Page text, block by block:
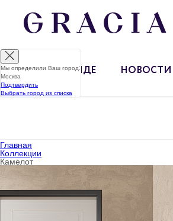
О БРЕНДЕ НОВОСТИ
Главная
Коллекции
Камелот
Мы определили Ваш город:
Москва
Подтвердить
Выбрать город из списка